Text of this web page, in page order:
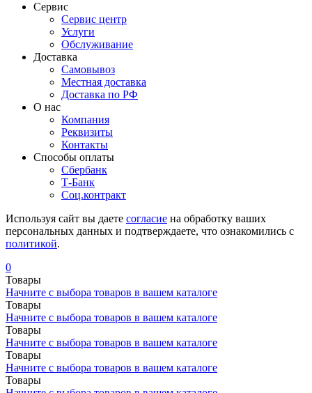
Сервис
Сервис центр
Услуги
Обслуживание
Доставка
Самовывоз
Местная доставка
Доставка по РФ
О нас
Компания
Реквизиты
Контакты
Cпособы оплаты
Сбербанк
Т-Банк
Соц.контракт
Используя сайт вы даете согласие на обработку ваших
персональных данных и подтверждаете, что ознакомились с
политикой.
0
Товары
Начните с выбора товаров в вашем каталоге
Товары
Начните с выбора товаров в вашем каталоге
Товары
Начните с выбора товаров в вашем каталоге
Товары
Начните с выбора товаров в вашем каталоге
Товары